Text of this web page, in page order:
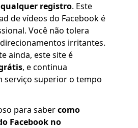
registro. Este
de vídeos do Facebook é
Você não tolera
irritantes.
ainda, este site é
, e continua
serviço superior o tempo
para sabercomo
Facebook no